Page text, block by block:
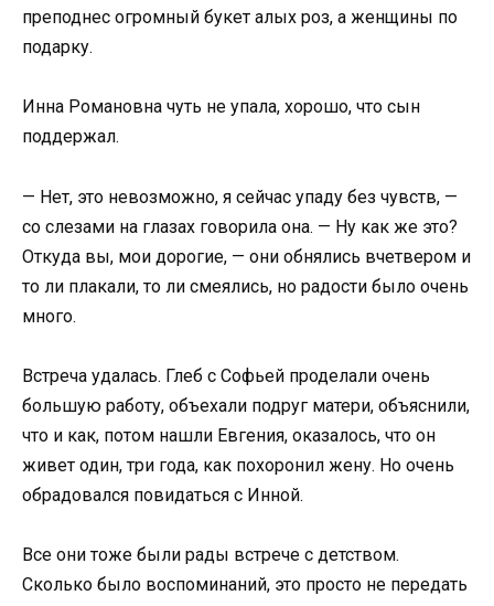
преподнес огромный букет алых роз, а женщины по
подарку.
Инна Романовна чуть не упала, хорошо, что сын
поддержал.
— Нет, это невозможно, я сейчас упаду без чувств, —
со слезами на глазах говорила она. — Ну как же это?
Откуда вы, мои дорогие, — они обнялись вчетвером и
то ли плакали, то ли смеялись, но радости было очень
много.
Встреча удалась. Глеб с Софьей проделали очень
большую работу, объехали подруг матери, объяснили,
что и как, потом нашли Евгения, оказалось, что он
живет один, три года, как похоронил жену. Но очень
обрадовался повидаться с Инной.
Все они тоже были рады встрече с детством.
Сколько было воспоминаний, это просто не передать